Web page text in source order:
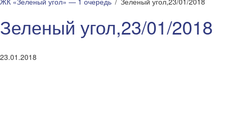
Зеленый угол,23/01/2018
23.01.2018